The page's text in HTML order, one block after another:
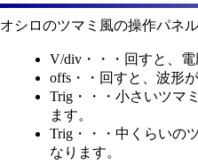
オシロのツマミ風の操作パネル
V/div・・・回すと、電
offs・・回すと、波形
Trig・・・小さいツマ
ます。
Trig・・・中くらいの
なります。